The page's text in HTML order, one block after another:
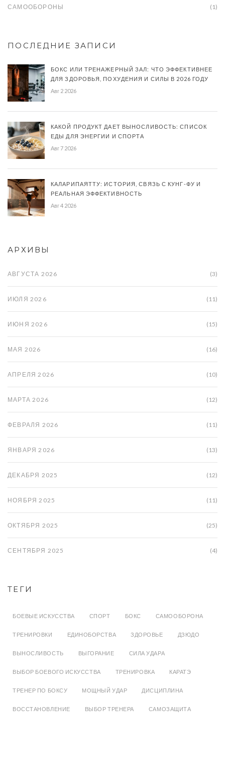
САМООБОРОНЫ (1)
ПОСЛЕДНИЕ ЗАПИСИ
БОКС ИЛИ ТРЕНАЖЕРНЫЙ ЗАЛ: ЧТО ЭФФЕКТИВНЕЕ
ДЛЯ ЗДОРОВЬЯ, ПОХУДЕНИЯ И СИЛЫ В 2026 ГОДУ
Авг 2 2026
КАКОЙ ПРОДУКТ ДАЕТ ВЫНОСЛИВОСТЬ: СПИСОК
ЕДЫ ДЛЯ ЭНЕРГИИ И СПОРТА
Авг 7 2026
КАЛАРИПАЯТТУ: ИСТОРИЯ, СВЯЗЬ С КУНГ-ФУ И
РЕАЛЬНАЯ ЭФФЕКТИВНОСТЬ
Авг 4 2026
АРХИВЫ
АВГУСТА 2026 (3)
ИЮЛЯ 2026 (11)
ИЮНЯ 2026 (15)
МАЯ 2026 (16)
АПРЕЛЯ 2026 (10)
МАРТА 2026 (12)
ФЕВРАЛЯ 2026 (11)
ЯНВАРЯ 2026 (13)
ДЕКАБРЯ 2025 (12)
НОЯБРЯ 2025 (11)
ОКТЯБРЯ 2025 (25)
СЕНТЯБРЯ 2025 (4)
ТЕГИ
БОЕВЫЕ ИСКУССТВА СПОРТ БОКС САМООБОРОНА
ТРЕНИРОВКИ ЕДИНОБОРСТВА ЗДОРОВЬЕ ДЗЮДО
ВЫНОСЛИВОСТЬ ВЫГОРАНИЕ СИЛА УДАРА
ВЫБОР БОЕВОГО ИСКУССТВА ТРЕНИРОВКА КАРАТЭ
ТРЕНЕР ПО БОКСУ МОЩНЫЙ УДАР ДИСЦИПЛИНА
ВОССТАНОВЛЕНИЕ ВЫБОР ТРЕНЕРА САМОЗАЩИТА